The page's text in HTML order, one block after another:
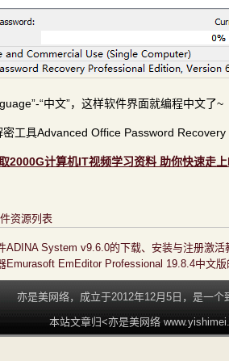
“中文”，这样软件界面就编程中文了~
密工具Advanced Office Password
2000G计算机IT视频学习资料 助你快速走
资源列表
ADINA System v9.6.0的下载、安装与注册激活
Emurasoft EmEditor Professional 19.8.4中文
亦是美网络，成立于2012年12月5日，是一
本站文章归<亦是美网络